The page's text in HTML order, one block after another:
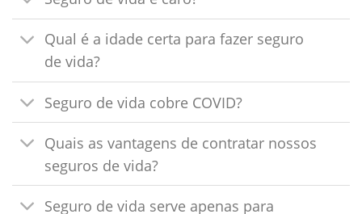
Qual é a idade certa para fazer seguro
de vida?
Seguro de vida cobre COVID?
Quais as vantagens de contratar nossos
seguros de vida?
Seguro de vida serve apenas para